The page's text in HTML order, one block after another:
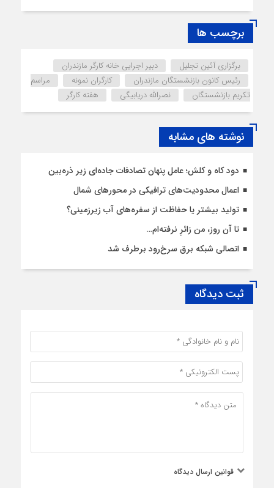
برچسب ها
برگزاری آئین تجلیل
دبیر اجرایی خانه کارگر مازندران
رئیس کانون بازنشستگان مازندران
کارگران نمونه
مراسم
تکریم بازنشستگان
نصرالله دریابیگی هفته کارگر
نوشته های مشابه
دود کاه و کلش؛ عامل پنهان تصادفات جاده‌ای زیر ذره‌بین
اعمال محدودیت‌‌های ترافیکی در محورهای شمال
تولید بیشتر یا حفاظت از سفره‌های آب زیرزمینی؟
تا آن روز، من زائرِ نرفته‌ام…
اتصالی شبکه برق سرخ‌رود برطرف شد
ثبت دیدگاه
قوانین ارسال دیدگاه